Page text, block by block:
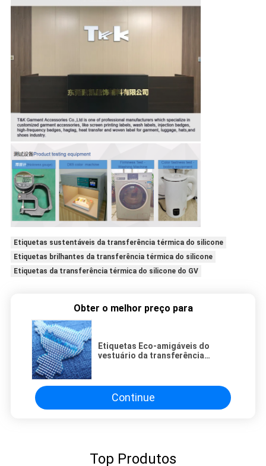
Etiquetas sustentáveis da transferência térmica do silicone
Etiquetas brilhantes da transferência térmica do silicone
Etiquetas da transferência térmica do silicone do GV
Obter o melhor preço para
Etiquetas Eco-amigáveis do
vestuário da transferência
Continue
Top Produtos